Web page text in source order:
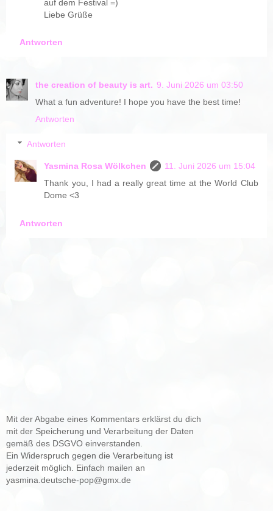
auf dem Festival =)
Liebe Grüße
Antworten
the creation of beauty is art. 9. Juni 2026 um 03:50
What a fun adventure! I hope you have the best time!
Antworten
Antworten
Yasmina Rosa Wölkchen
11. Juni 2026 um 15:04
Thank you, I had a really great time at the World Club
Dome <3
Antworten
Mit der Abgabe eines Kommentars erklärst du dich
mit der Speicherung und Verarbeitung der Daten
gemäß des DSGVO einverstanden.
Ein Widerspruch gegen die Verarbeitung ist
jederzeit möglich. Einfach mailen an
yasmina.deutsche-pop@gmx.de